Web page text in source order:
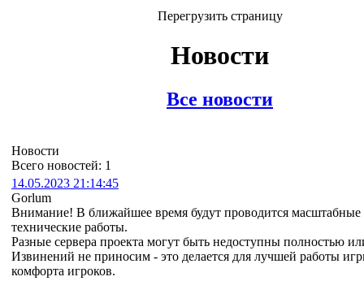
Перегрузить страницу
Новости
Все новости
Новости
Всего новостей: 1
14.05.2023 21:14:45
Gorlum
Внимание! В ближайшее время будут проводится масштабные
технические работы.
Разные сервера проекта могут быть недоступны полностью
Извинений не приносим - это делается для лучшей работы
комфорта игроков.